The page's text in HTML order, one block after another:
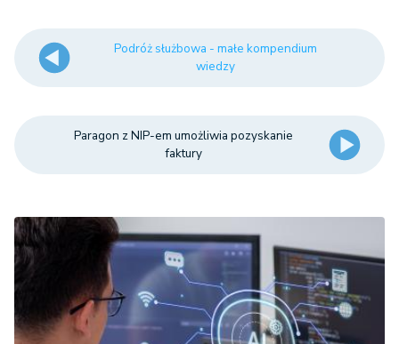
Podróż służbowa - małe kompendium
wiedzy
Paragon z NIP-em umożliwia pozyskanie
faktury